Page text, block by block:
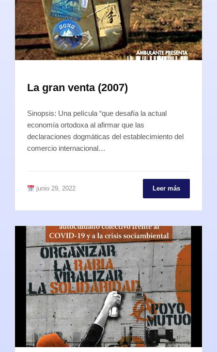
La gran venta (2007)
Sinopsis: Una película “que desafía la actual
economía ortodoxa al afirmar que las
declaraciones dogmáticas del establecimiento del
comercio internacional…
junio 29, 2022 Leer más